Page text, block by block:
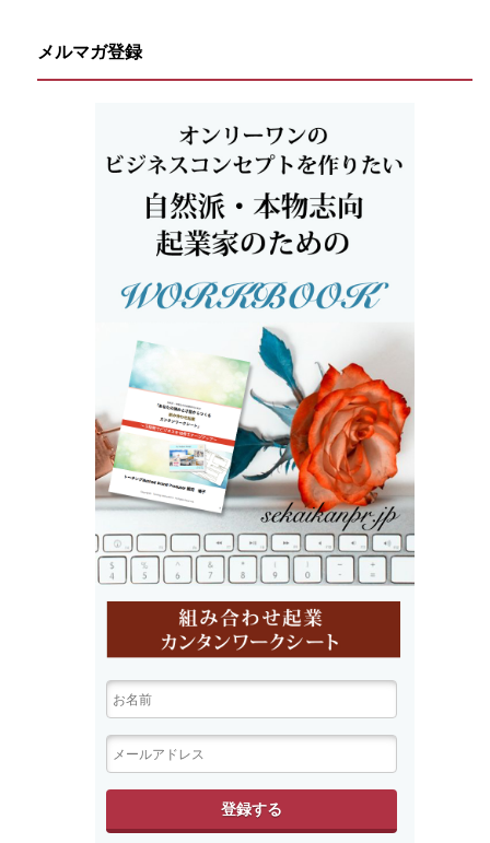
メルマガ登録